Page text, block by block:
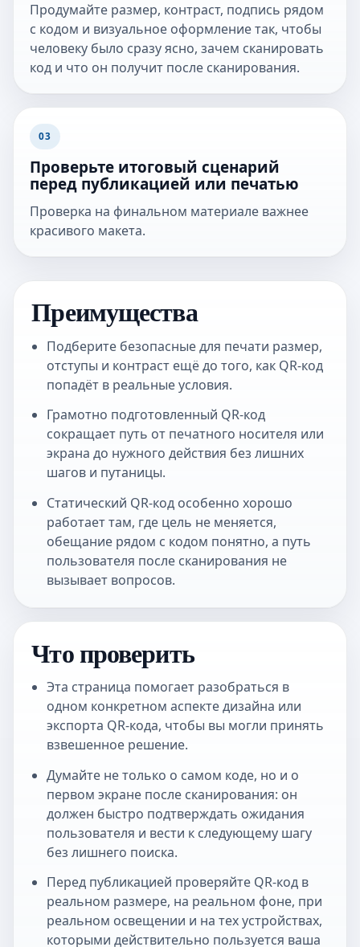
Продумайте размер, контраст, подпись рядом
с кодом и визуальное оформление так, чтобы
человеку было сразу ясно, зачем сканировать
код и что он получит после сканирования.
03
Проверьте итоговый сценарий
перед публикацией или печатью
Проверка на финальном материале важнее
красивого макета.
Преимущества
Подберите безопасные для печати размер,
отступы и контраст ещё до того, как QR-код
попадёт в реальные условия.
Грамотно подготовленный QR-код
сокращает путь от печатного носителя или
экрана до нужного действия без лишних
шагов и путаницы.
Статический QR-код особенно хорошо
работает там, где цель не меняется,
обещание рядом с кодом понятно, а путь
пользователя после сканирования не
вызывает вопросов.
Что проверить
Эта страница помогает разобраться в
одном конкретном аспекте дизайна или
экспорта QR-кода, чтобы вы могли принять
взвешенное решение.
Думайте не только о самом коде, но и о
первом экране после сканирования: он
должен быстро подтверждать ожидания
пользователя и вести к следующему шагу
без лишнего поиска.
Перед публикацией проверяйте QR-код в
реальном размере, на реальном фоне, при
реальном освещении и на тех устройствах,
которыми действительно пользуется ваша